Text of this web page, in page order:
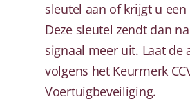
sleutel aan of krijgt u
Deze sleutel zendt dan
signaal meer uit. Laat de
volgens het Keurmerk
Voertuigbeveiliging.